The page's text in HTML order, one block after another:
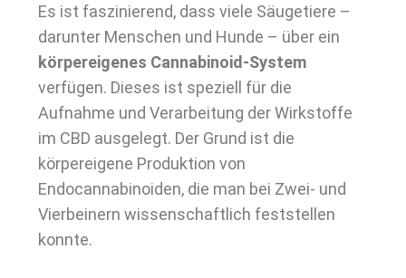
Es ist faszinierend, dass viele Säugetiere –
darunter Menschen und Hunde – über ein
körpereigenes Cannabinoid-System
verfügen. Dieses ist speziell für die
Aufnahme und Verarbeitung der Wirkstoffe
im CBD ausgelegt. Der Grund ist die
körpereigene Produktion von
Endocannabinoiden, die man bei Zwei- und
Vierbeinern wissenschaftlich feststellen
konnte.